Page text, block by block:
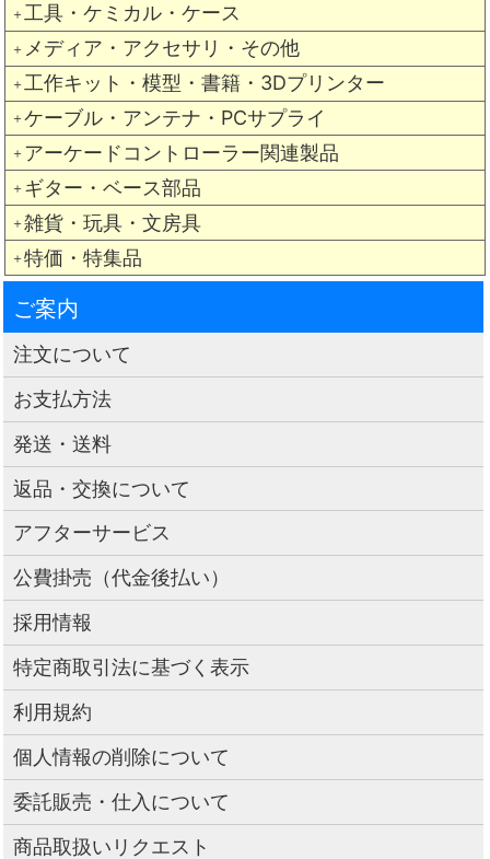
＋ 工具・ケミカル・ケース
＋ メディア・アクセサリ・その他
＋ 工作キット・模型・書籍・3Dプリンター
＋ ケーブル・アンテナ・PCサプライ
＋ アーケードコントローラー関連製品
＋ ギター・ベース部品
＋ 雑貨・玩具・文房具
＋ 特価・特集品
ご案内
注文について
お支払方法
発送・送料
返品・交換について
アフターサービス
公費掛売（代金後払い）
採用情報
特定商取引法に基づく表示
利用規約
個人情報の削除について
委託販売・仕入について
商品取扱いリクエスト